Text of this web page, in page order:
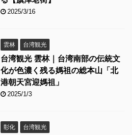
2025/3/16
雲林 台湾観光
台湾観光 雲林｜台湾南部の伝統文
化が色濃く残る媽祖の総本山「北
港朝天宮迎媽祖」
2025/1/3
彰化 台湾観光